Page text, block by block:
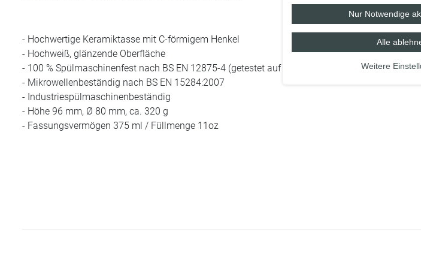
- Hochwertige Keramiktasse mit C-förmigem Henkel
- Hochweiß, glänzende Oberfläche
- 100 % Spülmaschinenfest nach BS EN 12875-4 (getestet auf 2.000 Spülmaschinengänge)
- Mikrowellenbeständig nach BS EN 15284:2007
- Industriespülmaschinenbeständig
- Höhe 96 mm, Ø 80 mm, ca. 320 g
- Fassungsvermögen 375 ml / Füllmenge 11oz
Nur Notwendige
Alle
Weitere